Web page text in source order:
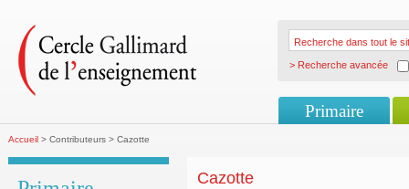
> Recherche avancée
Primaire
Accueil > Contributeurs > Cazotte
Cazotte